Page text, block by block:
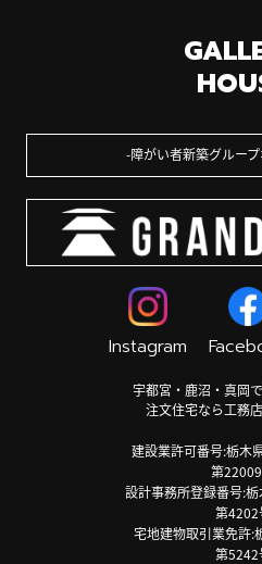
障がい者新築グルー
Instagram
宇都宮・鹿沼・真岡
注文住宅なら工務
建設業許可番号:栃木
第
設計事務所登録番号:
第4202
宅地建物取引業免許:
第5242